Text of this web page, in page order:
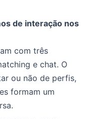
de interação nos
com três
e chat. O
ou não de perfis,
formam um